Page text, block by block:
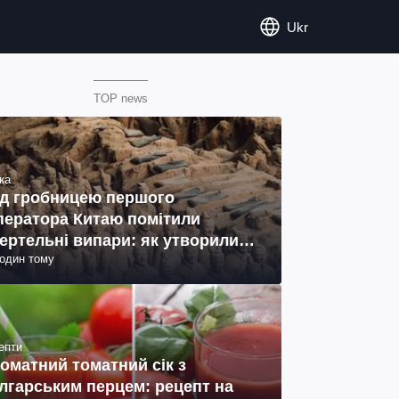
Ukr
TOP news
гробницею першого
Китаю помітили
випари: як утворились
тому
томатний сік з
перцем: рецепт на